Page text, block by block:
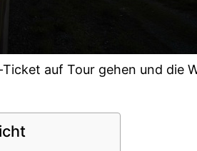
auf Tour gehen und die